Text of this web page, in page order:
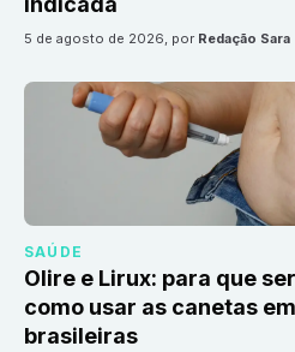
5 de agosto de 2026, por Redação Sara
SAÚDE
Olire e Lirux: para que
como usar as canetas
brasileiras